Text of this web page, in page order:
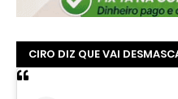
CIRO DIZ QUE VAI